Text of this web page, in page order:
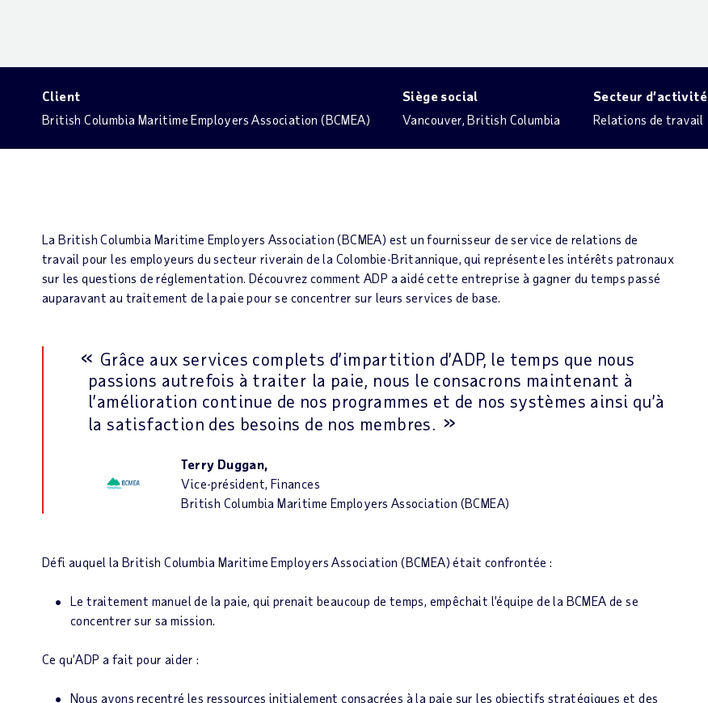
Client
British Columbia Maritime Employers Association (BCMEA)
Siège social
Vancouver, British Columbia
Secteur d’activité
Relations de travail
La British Columbia Maritime Employers Association (BCMEA) est un fournisseur de service de relations de
travail pour les employeurs du secteur riverain de la Colombie-Britannique, qui représente les intérêts patronaux
sur les questions de réglementation. Découvrez comment ADP a aidé cette entreprise à gagner du temps passé
auparavant au traitement de la paie pour se concentrer sur leurs services de base.
Grâce aux services complets d’impartition d’ADP, le temps que nous
passions autrefois à traiter la paie, nous le consacrons maintenant à
l’amélioration continue de nos programmes et de nos systèmes ainsi qu’à
la satisfaction des besoins de nos membres.
Terry Duggan,
Vice-président, Finances
British Columbia Maritime Employers Association (BCMEA)
Défi auquel la British Columbia Maritime Employers Association (BCMEA) était confrontée :
Le traitement manuel de la paie, qui prenait beaucoup de temps, empêchait l’équipe de la BCMEA de se
concentrer sur sa mission.
Ce qu’ADP a fait pour aider :
Nous avons recentré les ressources initialement consacrées à la paie sur les objectifs stratégiques et des